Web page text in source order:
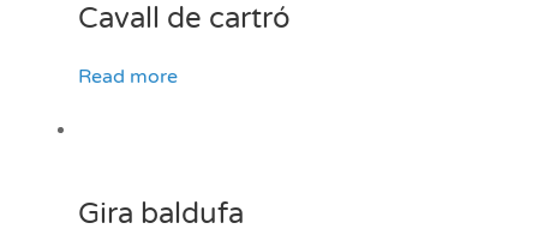
Cavall de cartró
Read more
Gira baldufa